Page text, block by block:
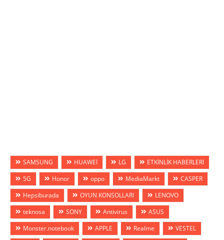
SAMSUNG HUAWEİ LG
ETKİNLİK HABERLERİ
5G
Honor oppo MediaMarkt
CASPER
Hepsiburada
OYUN KONSOLLARI
LENOVO
teknosa
SONY Antivirus
ASUS
Monster.notebook
APPLE Realme
VESTEL